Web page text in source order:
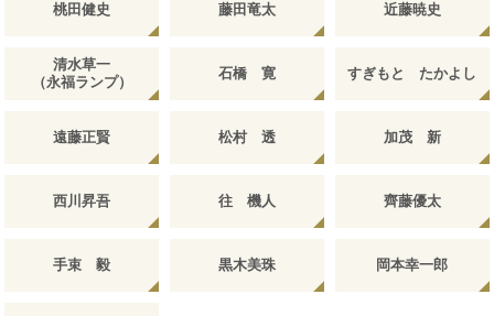
桃田健史 藤田竜太 近藤暁史
清水草一
（永福ランプ）
石橋 寛 すぎもと たかよし
遠藤正賢 松村 透 加茂 新
西川昇吾 往 機人 齊藤優太
手束 毅 黒木美珠 岡本幸一郎